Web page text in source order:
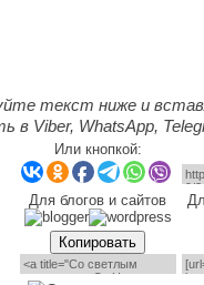
текст ниже и
в Viber, WhatsApp,
Или кнопкой:
Для блогов и сайтов
Копировать